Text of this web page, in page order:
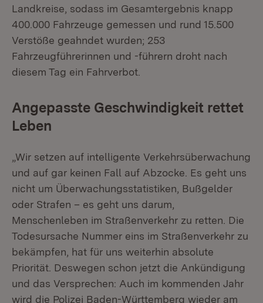
Landkreise, sodass im Gesamtergebnis knapp
400.000 Fahrzeuge gemessen und rund 15.500
Verstöße geahndet wurden; 253
Fahrzeugführerinnen und -führern droht nach
diesem Tag ein Fahrverbot.
Angepasste Geschwindigkeit rettet
Leben
„Wir setzen auf intelligente Verkehrsüberwachung
und auf gar keinen Fall auf Abzocke. Es geht uns
nicht um Überwachungsstatistiken, Bußgelder
oder Strafen – es geht uns darum,
Menschenleben im Straßenverkehr zu retten. Die
Todesursache Nummer eins im Straßenverkehr zu
bekämpfen, hat für uns weiterhin absolute
Priorität. Deswegen schon jetzt die Ankündigung
und das Versprechen: Auch im kommenden Jahr
wird die Polizei Baden-Württemberg wieder am